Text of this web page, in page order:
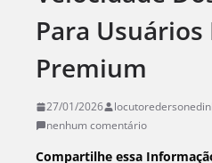
Para Usuários
Premium
27/01/2026
nenhum comentário
Compartilhe essa